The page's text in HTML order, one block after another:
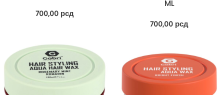
700,00 рсд
ML
700,00 рсд